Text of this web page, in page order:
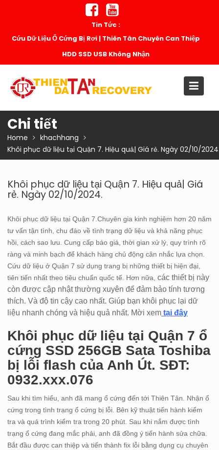
Tin Tức :
Cứu Dữ Liệu Ổ Cứng Bị Rơi | Thiên Tân Chuyên Can Thiệp
HDD SSD USB Không Nhận
Chi tiết
Home
khachhang
Khôi phục dữ liệu tại Quận 7. Hiệu quả| Giá rẻ. Ngày 02/10/
Khôi phục dữ liệu tại Quận 7. Hiệu quả| Giá
rẻ. Ngày 02/10/2024.
Khôi phục dữ liệu tại Quận 7.Chuyên gia kinh nghiệm hơn 20 năm
tư vấn tận tình, chu đáo về tình trạng dữ liệu và khả năng phục
hồi, cách sao lưu. Cung cấp báo giá, thời gian xử lý, quy trình rõ
ràng và minh bạch để khách hàng chủ động cân nhắc lựa chọn.
Cứu dữ liệu ở Quận 7 sử dụng trang bị những thiết bị hiện đại,
tiên tiến nhất theo tiêu chuẩn quốc tế. Hơn nữa, các thiết bị này
còn được cập nhật thường xuyên để đảm bảo tính tương
thích. Và độ tin cậy cao nhất. Giúp bạn khôi phục lại dữ
liệu nhanh chóng và hiệu quả nhất. Mời xem tại đây
Khôi phục dữ liệu tại Quận 7 ổ
cứng SSD 256GB Sata Toshiba
bị lỗi flash của Anh Út. SĐT:
0932.xxx.076
Sau khi tìm hiểu, anh đã mang ổ cứng đến tới Thiên Tân. Nhận ổ
cứng trong tình trạng ổ cứng bị lỗi. Bên kỹ thuật tiến hành kiểm
tra và quá trình kiểm tra trong 20 phút. Sau khi nắm được tình
trạng ổ cứng đang mắc phải, anh đã đồng ý tiến hành sửa chữa.
Bắt đầu được can thiệp và tiến thành fix lỗi bằng dụng cụ chuyên